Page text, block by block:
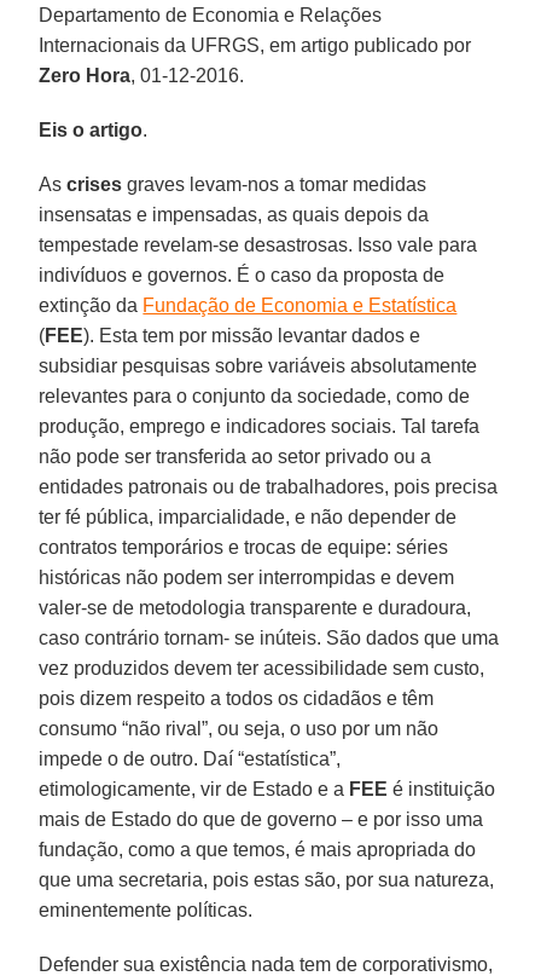
Departamento de Economia e Relações
Internacionais da UFRGS, em artigo publicado por
Zero Hora, 01-12-2016.
Eis o artigo.
Ascrises graves levam-nos a tomar medidas
insensatas e impensadas, as quais depois da
tempestade revelam-se desastrosas. Isso vale para
indivíduos e governos. É o caso da proposta de
extinção da Fundação de Economia e Estatística
(FEE). Esta tem por missão levantar dados e
subsidiar pesquisas sobre variáveis absolutamente
relevantes para o conjunto da sociedade, como de
produção, emprego e indicadores sociais. Tal tarefa
não pode ser transferida ao setor privado ou a
entidades patronais ou de trabalhadores, pois precisa
ter fé pública, imparcialidade, e não depender de
contratos temporários e trocas de equipe: séries
históricas não podem ser interrompidas e devem
valer-se de metodologia transparente e duradoura,
caso contrário tornam- se inúteis. São dados que uma
vez produzidos devem ter acessibilidade sem custo,
pois dizem respeito a todos os cidadãos e têm
consumo “não rival”, ou seja, o uso por um não
impede o de outro. Daí “estatística”,
etimologicamente, vir de Estado e a FEE é instituição
mais de Estado do que de governo – e por isso uma
fundação, como a que temos, é mais apropriada do
que uma secretaria, pois estas são, por sua natureza,
eminentemente políticas.
Defender sua existência nada tem de corporativismo,